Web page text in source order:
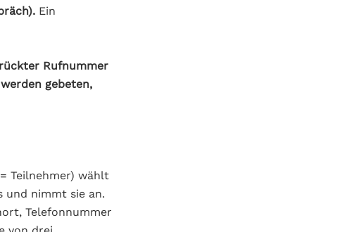
Ein
Rufnummer
gebeten,
Teilnehmer) wählt
und nimmt sie an.
Telefonnummer